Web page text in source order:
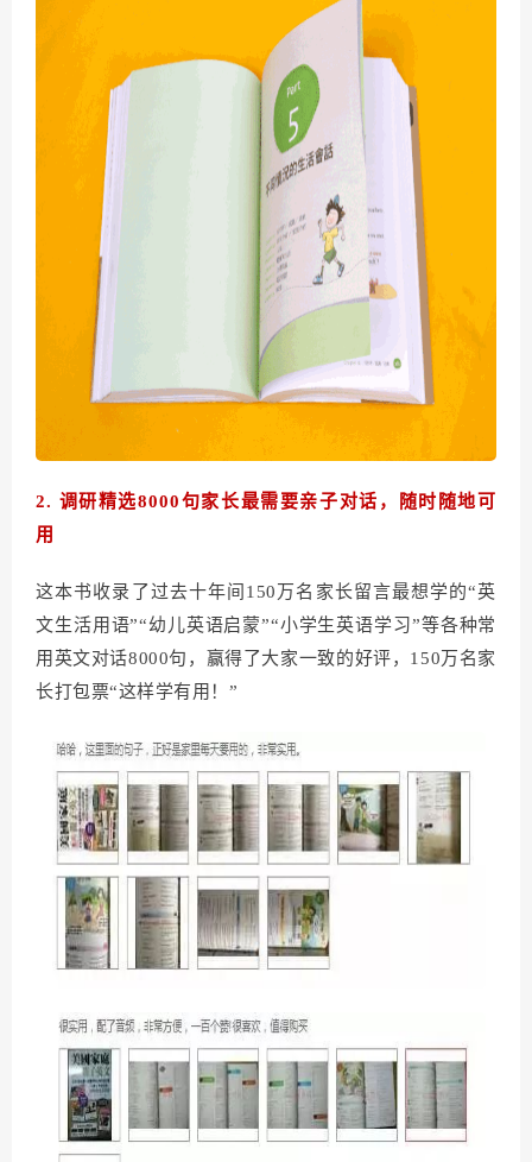
2. 调研精选8000句家长最需要亲子对话，随时随地可
用
这本书收录了过去十年间150万名家长留言最想学的“英
文生活用语”“幼儿英语启蒙”“小学生英语学习”等各种常
用英文对话8000句，赢得了大家一致的好评，150万名家
长打包票“这样学有用！”